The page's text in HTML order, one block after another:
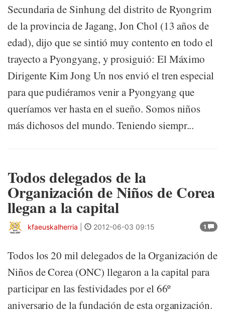
Secundaria de Sinhung del distrito de Ryongrim
de la provincia de Jagang, Jon Chol (13 años de
edad), dijo que se sintió muy contento en todo el
trayecto a Pyongyang, y prosiguió: El Máximo
Dirigente Kim Jong Un nos envió el tren especial
para que pudiéramos venir a Pyongyang que
queríamos ver hasta en el sueño. Somos niños
más dichosos del mundo. Teniendo siempr...
Todos delegados de la
Organización de Niños de Corea
llegan a la capital
1
kfaeuskalherria 2012-06-03 09:15
Todos los 20 mil delegados de la Organización de
Niños de Corea (ONC) llegaron a la capital para
participar en las festividades por el 66º
aniversario de la fundación de esta organización.